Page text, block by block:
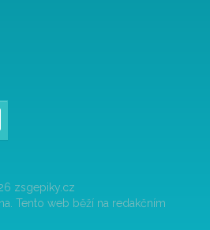
zsgepiky.cz
Tento web běží na redakčním